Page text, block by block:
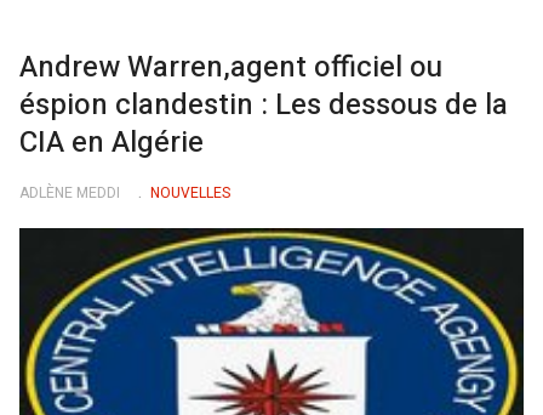
Andrew Warren,agent officiel ou
éspion clandestin : Les dessous de la
CIA en Algérie
ADLÈNE MEDDI NOUVELLES